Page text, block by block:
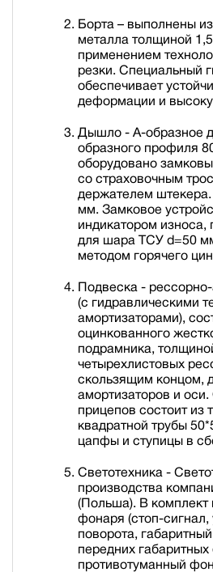
Борта – выполнены
металла толщиной
применением
резки. Специальный
обеспечивает
деформации и
Дышло - А-образное
образного профиля
оборудовано
со страховочным
держателем
мм. Замковое
индикатором износа,
для шара ТСУ d=50
методом горячего
Подвеска -
(с гидравлическими
амортизаторами),
оцинкованного
подрамника,
четырехлистовых
скользящим концом,
амортизаторов и
прицепов состоит из
квадратной трубы
цапфы и ступицы в
Светотехника -
производства
(Польша). В комплект
фонаря (стоп-сигнал,
поворота,
передних
противотуманный